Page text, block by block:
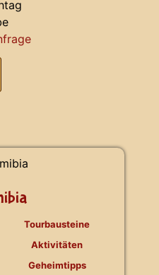
Tourbausteine
Aktivitäten
Geheimtipps